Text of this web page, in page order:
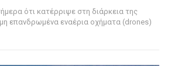
ότι κατέρριψε στη διάρκεια της
επανδρωμένα εναέρια οχήματα (drones)